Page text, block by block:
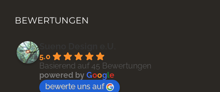
BEWERTUNGEN
5.0
Basierend auf 45 Bewertungen
powered by Google
bewerte uns auf